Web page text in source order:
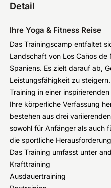
Detail
Ihre Yoga & Fitness Reise
Das Trainingscamp entfaltet
Landschaft von Los Caños de
Spaniens. Es zielt darauf ab,
Leistungsfähigkeit zu
Training in einer
Ihre körperliche Verfassung
bestehen aus drei
sowohl für Anfänger als auch
die sportliche
Das Training umfasst unter
Krafttraining
Ausdauertraining